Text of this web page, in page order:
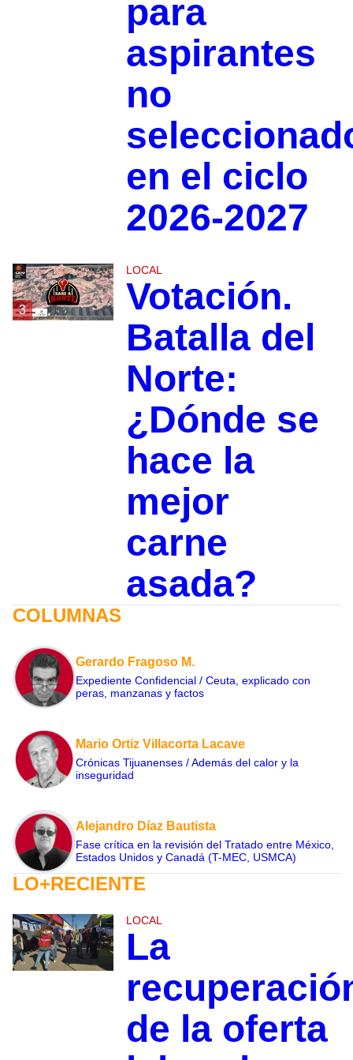
para
aspirantes
no
en el ciclo
2026-2027
3
LOCAL
Votación.
Batalla del
Norte:
¿Dónde se
hace la
mejor
carne
asada?
COLUMNAS
Gerardo Fragoso M.
Expediente Confidencial / Ceuta, explicado con
peras, manzanas y factos
Mario Ortiz Villacorta Lacave
Crónicas Tijuanenses / Además del calor y la
inseguridad
Alejandro Díaz Bautista
Fase crítica en la revisión del Tratado entre México,
Estados Unidos y Canadá (T-MEC, USMCA)
LO+RECIENTE
LOCAL
La
de la oferta